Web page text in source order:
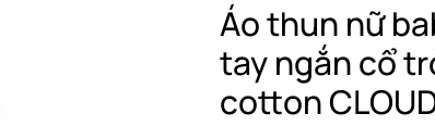
Áo thun nữ
tay ngắn cổ
cotton